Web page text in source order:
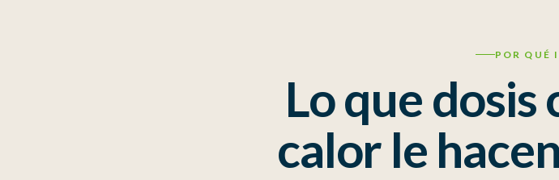
POR QUÉ
Lo que
calor le